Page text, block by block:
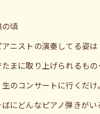
頃
ニストの演奏してる姿は
まに取り上げられるもの
のコンサートに行くだけ。
にどんなピアノ弾きがい